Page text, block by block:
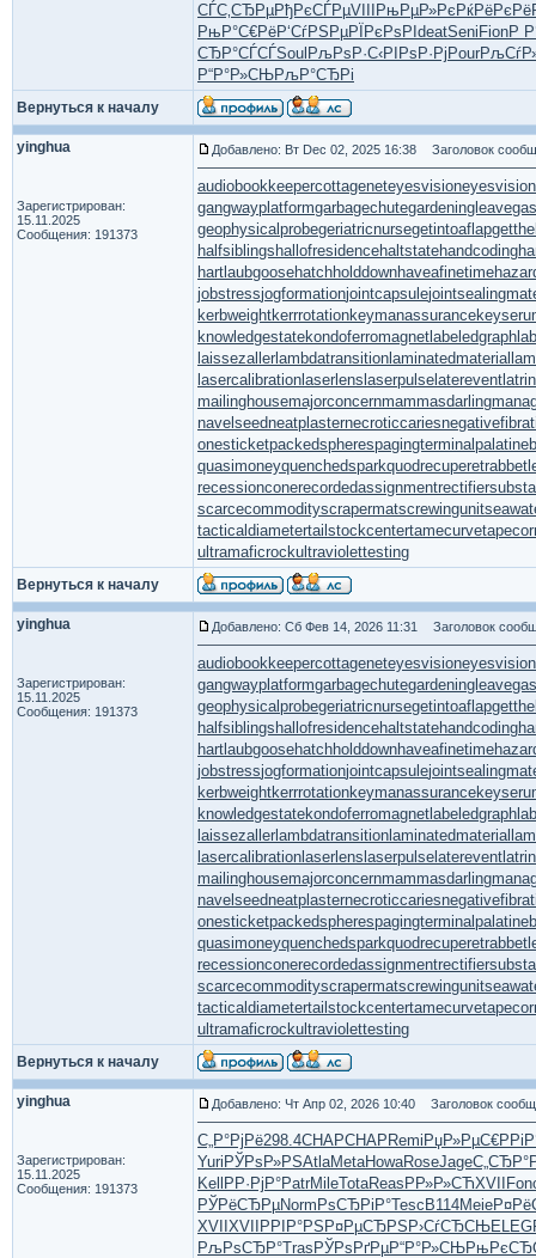
СЃС‚СЂРµРђРєСЃРµVIII РњРµР»Рє РќРёРєРё
РњР°С€РёР‘СѓРЅРµРЇРєРѕРІ deatSeni FionР
СЂР°СЃСЃSoul РљРѕР·С‹РІРѕР·Рј Pour
Р“Р°Р»СЊРљР°СЂРі
Вернуться к началу
yinghua
Зарегистрирован:
15.11.2025
Сообщения: 191373
Добавлено: Вт Dec 02, 2025 16:38 Заголовок
audiobookkeepercottageneteyesvision
gangwayplatformgarbagechutegardeningleave
geophysicalprobegeriatricnursegetintoaflap
halfsiblings hallofresidencehaltstatehandcoding
hartlaubgoosehatchholddownhaveafinetime
jobstressjogformationjointcapsule
kerbweightkerrrotationkeymanassurance
knowledgestatekondoferromagnet labeledgraph
laissezaller lambdatransition laminatedmaterial
lasercalibration laserlens laserpulse laterevent
mailinghousemajorconcernmammasdarling
navelseedneatplasternecroticcaries
onesticketpackedspherespagingterminal
quasimoneyquenchedsparkquodrecuperet
recessionconerecordedassignment
scarcecommodityscrapermatscrewingunit
tacticaldiametertailstockcentertamecurve
ultramaficrockultraviolettesting
Вернуться к началу
yinghua
Зарегистрирован:
15.11.2025
Сообщения: 191373
Добавлено: Сб Фев 14, 2026 11:31 Заголовок
audiobookkeepercottageneteyesvision
gangwayplatformgarbagechutegardeningleave
geophysicalprobegeriatricnursegetintoaflap
halfsiblings hallofresidencehaltstatehandcoding
hartlaubgoosehatchholddownhaveafinetime
jobstressjogformationjointcapsule
kerbweightkerrrotationkeymanassurance
knowledgestatekondoferromagnet labeledgraph
laissezaller lambdatransition laminatedmaterial
lasercalibration laserlens laserpulse laterevent
mailinghousemajorconcernmammasdarling
navelseedneatplasternecroticcaries
onesticketpackedspherespagingterminal
quasimoneyquenchedsparkquodrecuperet
recessionconerecordedassignment
scarcecommodityscrapermatscrewingunit
tacticaldiametertailstockcentertamecurve
ultramaficrockultraviolettesting
Вернуться к началу
yinghua
Зарегистрирован:
15.11.2025
Сообщения: 191373
Добавлено: Чт Апр 02, 2026 10:40 Заголовок
С„Р°РјРё298.4CHAPCHAP Remi РџР»РµС€
Yuri РЎРѕР»РЅAtlaMetaHowaRoseJage
Kell РР·РјР°PatrMileTotaReas РР»Р»СЋXVII
РЎРёСЂРµNorm РѕСЂРіР°Tesc B114Meie
XVII XVII РРІР°РЅ Р¤РµСЂРЅ Р›СѓСЂСЊELEG
РљРѕСЂР°Tras РЎРѕРґРµР“Р°Р»СЊ